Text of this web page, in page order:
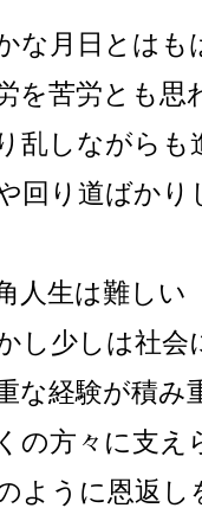
な月日とはも
を苦労とも思
乱しながらも
回り道ばか
人生は難しい
し少しは社
な経験が積み
の方々に支え
ように恩返